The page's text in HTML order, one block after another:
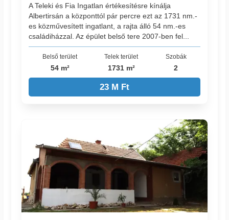
A Teleki és Fia Ingatlan értékesítésre kínálja
Albertirsán a központtól pár percre ezt az 1731 nm.-
es közművesített ingatlant, a rajta álló 54 nm.-es
családiházzal. Az épület belső tere 2007-ben fel...
Belső terület
54 m²
Telek terület
1731 m²
Szobák
2
23 M Ft